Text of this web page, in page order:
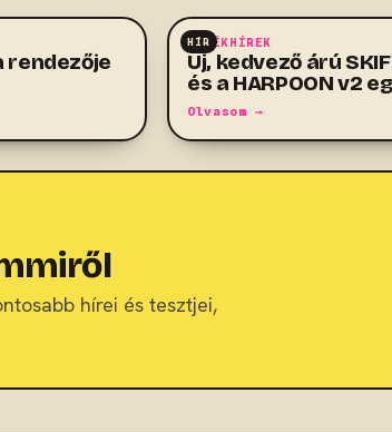
rendezője
HÍR
JÁTÉKHÍREK
Új, kedvező árú
és a HARPOON v2
Olvasom →
hírei és tesztjei,